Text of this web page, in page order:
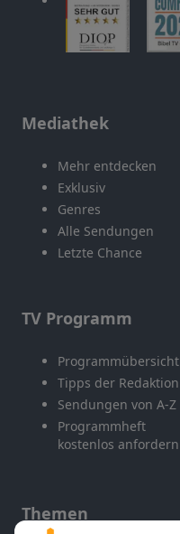
Mediathek
Mehr entdecken
Exklusiv
Genres
Alle Sendungen
Letzte Chance
TV Programm
Programmübersicht
Tipps der Redaktion
Sendungen von A-Z
Programmheft
kostenlos anfordern
Themen